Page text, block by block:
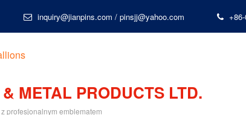
inquiry@jianpins.com / pinsjj@yahoo.com
METAL PRODUCTS LTD.
profesjonalnym emblematem